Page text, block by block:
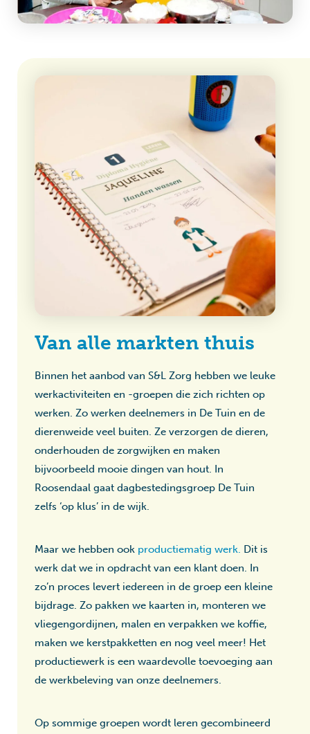
Van alle markten thuis
Binnen het aanbod van S&L Zorg hebben we leuke
werkactiviteiten en -groepen die zich richten op
werken. Zo werken deelnemers in De Tuin en de
dierenweide veel buiten. Ze verzorgen de dieren,
onderhouden de zorgwijken en maken
bijvoorbeeld mooie dingen van hout. In
Roosendaal gaat dagbestedingsgroep De Tuin
zelfs ‘op klus’ in de wijk.
Maar we hebben ook productiematig werk. Dit is
werk dat we in opdracht van een klant doen. In
zo’n proces levert iedereen in de groep een kleine
bijdrage. Zo pakken we kaarten in, monteren we
vliegengordijnen, malen en verpakken we koffie,
maken we kerstpakketten en nog veel meer! Het
productiewerk is een waardevolle toevoeging aan
de werkbeleving van onze deelnemers.
Op sommige groepen wordt leren gecombineerd